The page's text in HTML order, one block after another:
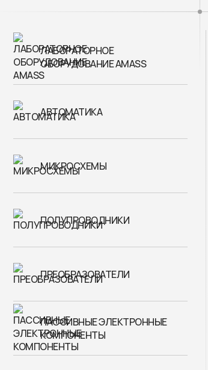
ЛАБОРАТОРНОЕ
ОБОРУДОВАНИЕ AMASS
АВТОМАТИКА
МИКРОСХЕМЫ
ПОЛУПРОВОДНИКИ
ПРЕОБРАЗОВАТЕЛИ
ПАССИВНЫЕ ЭЛЕКТРОННЫЕ
КОМПОНЕНТЫ